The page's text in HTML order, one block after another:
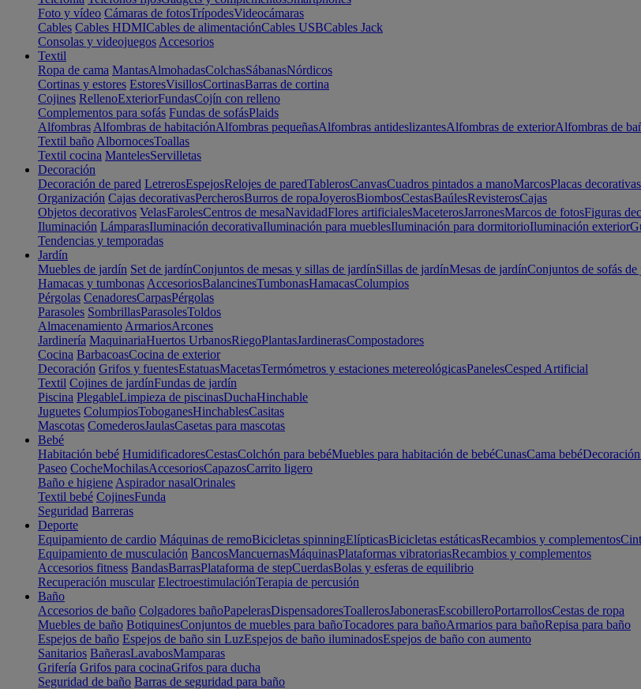
Foto y vídeo Cámaras de fotosTrípodesVideocámaras
Cables Cables HDMICables de alimentaciónCables USBCables Jack
Consolas y videojuegos Accesorios
Textil
Ropa de cama MantasAlmohadasColchasSábanasNórdicos
Cortinas y estores EstoresVisillosCortinasBarras de cortina
Cojines RellenoExteriorFundasCojín con relleno
Complementos para sofás Fundas de sofásPlaids
Alfombras Alfombras de habitaciónAlfombras pequeñasAlfombras antideslizantesAlfombras de exteriorAlfombras de
Textil baño AlbornocesToallas
Textil cocina MantelesServilletas
Decoración
Decoración de pared LetrerosEspejosRelojes de paredTablerosCanvasCuadros pintados a manoMarcosPlacas decorativas
Organización Cajas decorativasPercherosBurros de ropaJoyerosBiombosCestasBaúlesRevisterosCajas
Objetos decorativos VelasFarolesCentros de mesaNavidadFlores artificialesMaceterosJarronesMarcos de fotosFiguras
Iluminación LámparasIluminación decorativaIluminación para mueblesIluminación para dormitorioIluminación exterior
Tendencias y temporadas
Jardín
Muebles de jardín Set de jardínConjuntos de mesas y sillas de jardínSillas de jardínMesas de jardínConjuntos de sofás de
Hamacas y tumbonas AccesoriosBalancinesTumbonasHamacasColumpios
Pérgolas CenadoresCarpasPérgolas
Parasoles SombrillasParasolesToldos
Almacenamiento ArmariosArcones
Jardinería MaquinariaHuertos UrbanosRiegoPlantasJardinerasCompostadores
Cocina BarbacoasCocina de exterior
Decoración Grifos y fuentesEstatuasMacetasTermómetros y estaciones metereológicasPanelesCesped Artificial
Textil Cojines de jardínFundas de jardín
Piscina PlegableLimpieza de piscinasDuchaHinchable
Juguetes ColumpiosToboganesHinchablesCasitas
Mascotas ComederosJaulasCasetas para mascotas
Bebé
Habitación bebé HumidificadoresCestasColchón para bebéMuebles para habitación de bebéCunasCama bebé
Paseo CocheMochilasAccesoriosCapazosCarrito ligero
Baño e higiene Aspirador nasalOrinales
Textil bebé CojinesFunda
Seguridad Barreras
Deporte
Equipamiento de cardio Máquinas de remoBicicletas spinningElípticasBicicletas estáticasRecambios y complementos
Equipamiento de musculación BancosMancuernasMáquinasPlataformas vibratoriasRecambios y complementos
Accesorios fitness BandasBarrasPlataforma de stepCuerdasBolas y esferas de equilibrio
Recuperación muscular ElectroestimulaciónTerapia de percusión
Baño
Accesorios de baño Colgadores bañoPapelerasDispensadoresToallerosJabonerasEscobilleroPortarrollosCestas de ropa
Muebles de baño BotiquinesConjuntos de muebles para bañoTocadores para bañoArmarios para bañoRepisa para baño
Espejos de baño Espejos de baño sin LuzEspejos de baño iluminadosEspejos de baño con aumento
Sanitarios BañerasLavabosMamparas
Grifería Grifos para cocinaGrifos para ducha
Seguridad de baño Barras de seguridad para baño